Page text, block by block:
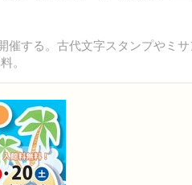
する。古代文字スタンプやミサ
。